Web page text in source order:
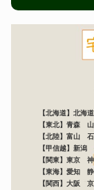
【北海道】北海道
【東北】青森
【北陸】富山
【甲信越】新
【関東】東京
【東海】愛知
【関西】大阪